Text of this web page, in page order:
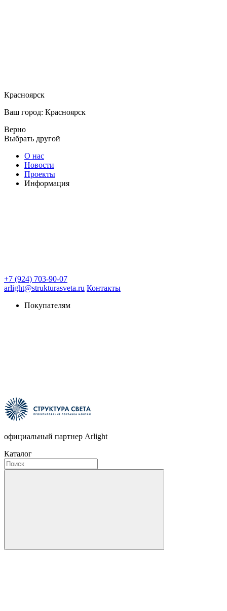
Красноярск
Ваш город: Красноярск
Верно
Выбрать другой
О нас
Новости
Проекты
Информация
+7 (924) 703-90-07
arlight@strukturasveta.ru Контакты
Покупателям
официальный партнер Arlight
Каталог